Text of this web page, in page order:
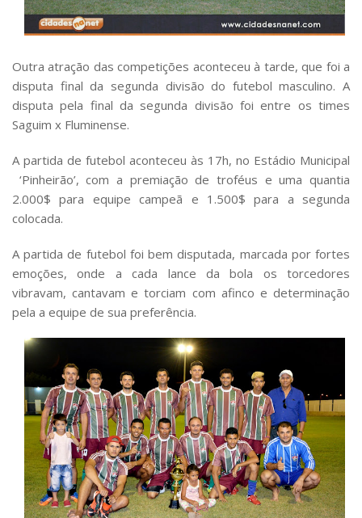
Outra atração das competições aconteceu à tarde, que foi a
disputa final da segunda divisão do futebol masculino. A
disputa pela final da segunda divisão foi entre os times
Saguim x Fluminense.
A partida de futebol aconteceu às 17h, no Estádio Municipal
‘Pinheirão’, com a premiação de troféus e uma quantia
2.000$ para equipe campeã e 1.500$ para a segunda
colocada.
A partida de futebol foi bem disputada, marcada por fortes
emoções, onde a cada lance da bola os torcedores
vibravam, cantavam e torciam com afinco e determinação
pela a equipe de sua preferência.